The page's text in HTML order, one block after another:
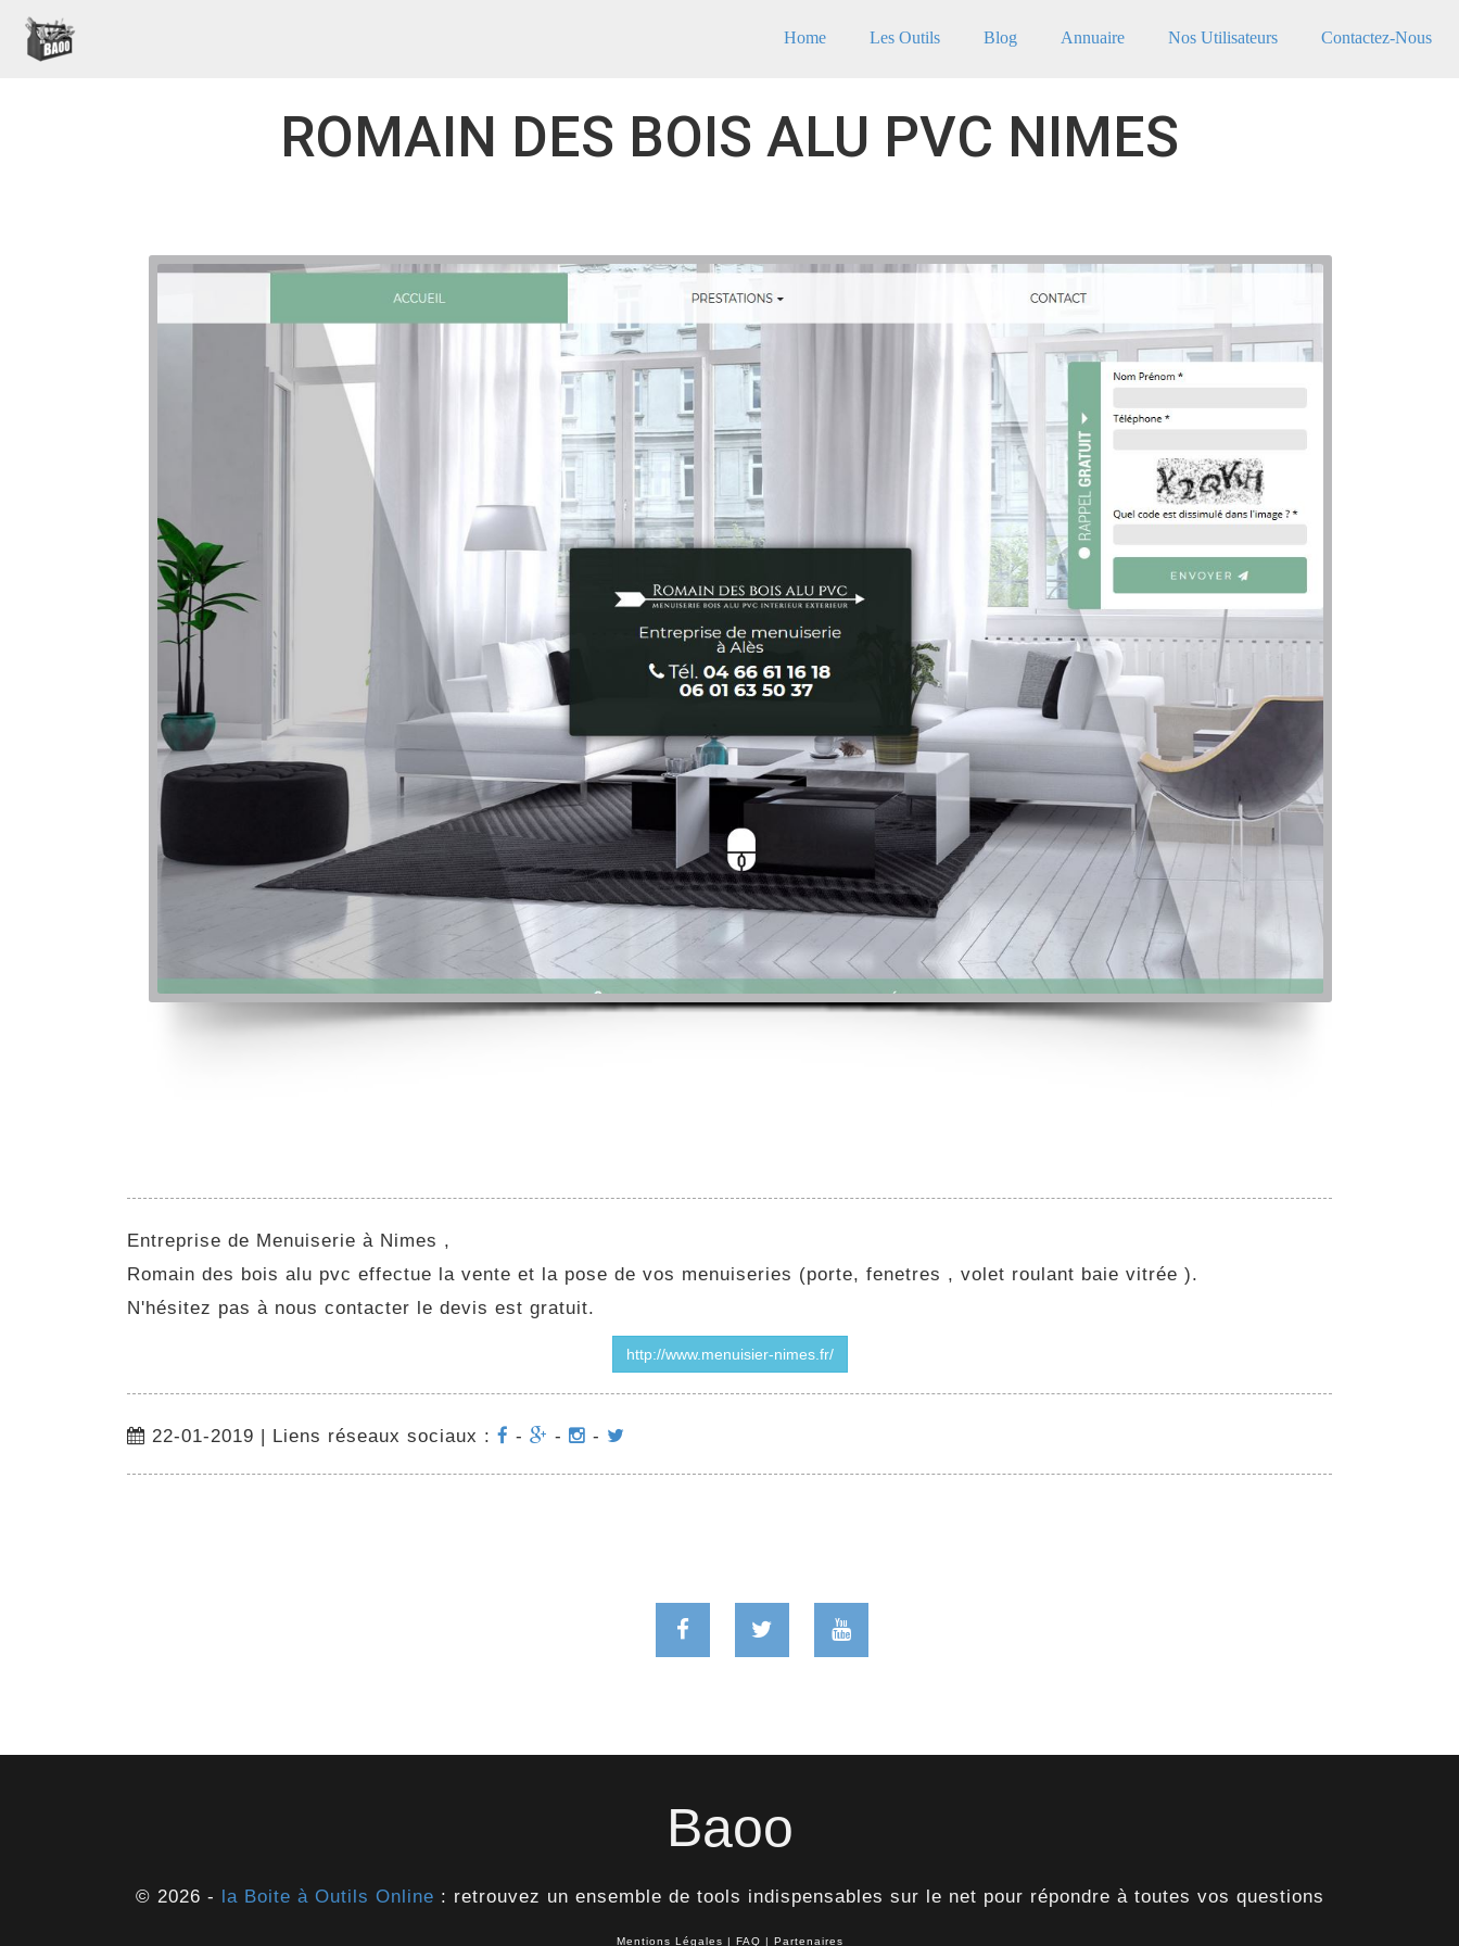
Home Les Outils Blog Annuaire Nos Utilisateurs Contactez-Nous
ROMAIN DES BOIS ALU PVC NIMES
Entreprise de Menuiserie à Nimes ,
Romain des bois alu pvc effectue la vente et la pose de vos menuiseries (porte, fenetres , volet roulant baie vitrée ).
N'hésitez pas à nous contacter le devis est gratuit.
http://www.menuisier-nimes.fr/
22-01-2019 | Liens réseaux sociaux : - - -
Baoo
© 2026 - la Boite à Outils Online : retrouvez un ensemble de tools indispensables sur le net pour répondre à toutes vos questions
Mentions Légales | FAQ | Partenaires